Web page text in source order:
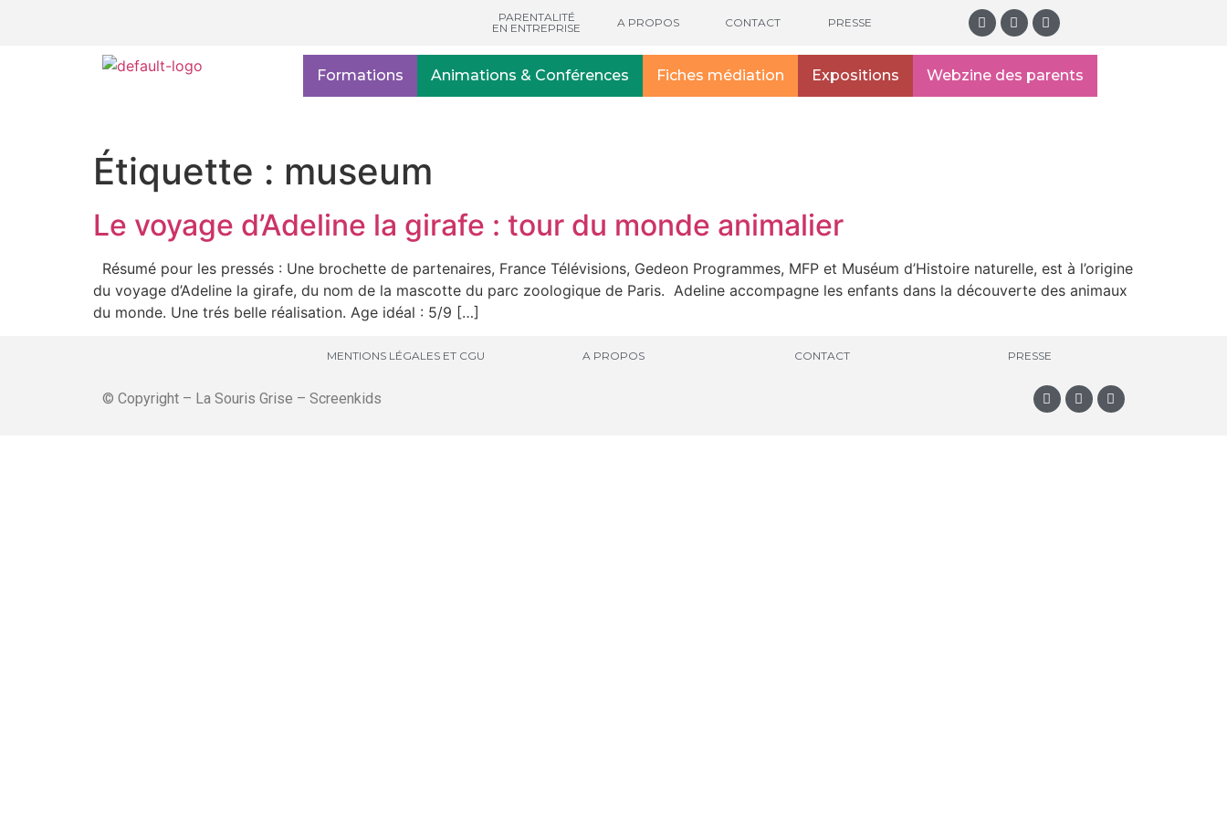
PARENTALITÉ
EN ENTREPRISE
A PROPOS CONTACT PRESSE
Formations Animations & Conférences Fiches médiation Expositions Webzine des parents
Étiquette : museum
Le voyage d’Adeline la girafe : tour du monde animalier
Résumé pour les pressés : Une brochette de partenaires, France Télévisions, Gedeon Programmes, MFP et Muséum d’Histoire naturelle, est à l’origine
du voyage d’Adeline la girafe, du nom de la mascotte du parc zoologique de Paris. Adeline accompagne les enfants dans la découverte des animaux
du monde. Une trés belle réalisation. Age idéal : 5/9 […]
MENTIONS LÉGALES ET CGU A PROPOS CONTACT PRESSE
© Copyright – La Souris Grise – Screenkids